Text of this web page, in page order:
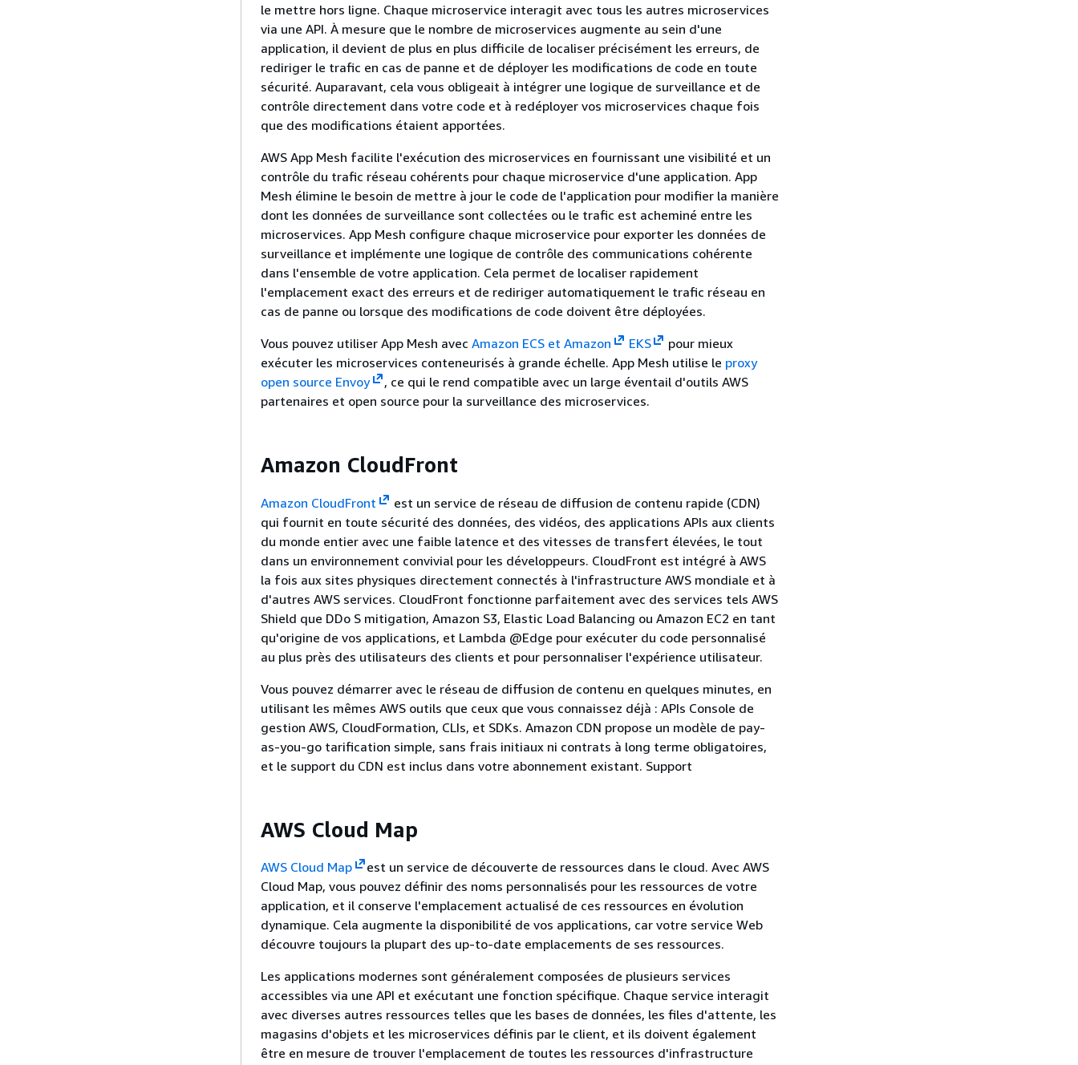
le mettre hors ligne. Chaque microservice interagit avec tous les autres microservices
via une API. À mesure que le nombre de microservices augmente au sein d'une
application, il devient de plus en plus difficile de localiser précisément les erreurs, de
rediriger le trafic en cas de panne et de déployer les modifications de code en toute
sécurité. Auparavant, cela vous obligeait à intégrer une logique de surveillance et de
contrôle directement dans votre code et à redéployer vos microservices chaque fois
que des modifications étaient apportées.
AWS App Mesh facilite l'exécution des microservices en fournissant une visibilité et un
contrôle du trafic réseau cohérents pour chaque microservice d'une application. App
Mesh élimine le besoin de mettre à jour le code de l'application pour modifier la manière
dont les données de surveillance sont collectées ou le trafic est acheminé entre les
microservices. App Mesh configure chaque microservice pour exporter les données de
surveillance et implémente une logique de contrôle des communications cohérente
dans l'ensemble de votre application. Cela permet de localiser rapidement
l'emplacement exact des erreurs et de rediriger automatiquement le trafic réseau en
cas de panne ou lorsque des modifications de code doivent être déployées.
Vous pouvez utiliser App Mesh avec Amazon ECS et Amazon EKS
pour mieux
exécuter les microservices conteneurisés à grande échelle. App Mesh utilise le proxy
open source Envoy
, ce qui le rend compatible avec un large éventail d'outils AWS
partenaires et open source pour la surveillance des microservices.
Amazon CloudFront
Amazon CloudFront
est un service de réseau de diffusion de contenu rapide (CDN)
qui fournit en toute sécurité des données, des vidéos, des applications APIs aux clients
du monde entier avec une faible latence et des vitesses de transfert élevées, le tout
dans un environnement convivial pour les développeurs. CloudFront est intégré à AWS
la fois aux sites physiques directement connectés à l'infrastructure AWS mondiale et à
d'autres AWS services. CloudFront fonctionne parfaitement avec des services tels AWS
Shield que DDo S mitigation, Amazon S3, Elastic Load Balancing ou Amazon EC2 en tant
qu'origine de vos applications, et Lambda @Edge pour exécuter du code personnalisé
au plus près des utilisateurs des clients et pour personnaliser l'expérience utilisateur.
Vous pouvez démarrer avec le réseau de diffusion de contenu en quelques minutes, en
utilisant les mêmes AWS outils que ceux que vous connaissez déjà : APIs Console de
gestion AWS, CloudFormation, CLIs, et SDKs. Amazon CDN propose un modèle de pay-
as-you-go tarification simple, sans frais initiaux ni contrats à long terme obligatoires,
et le support du CDN est inclus dans votre abonnement existant. Support
AWS Cloud Map
AWS Cloud Map
est un service de découverte de ressources dans le cloud. Avec AWS
Cloud Map, vous pouvez définir des noms personnalisés pour les ressources de votre
application, et il conserve l'emplacement actualisé de ces ressources en évolution
dynamique. Cela augmente la disponibilité de vos applications, car votre service Web
découvre toujours la plupart des up-to-date emplacements de ses ressources.
Les applications modernes sont généralement composées de plusieurs services
accessibles via une API et exécutant une fonction spécifique. Chaque service interagit
avec diverses autres ressources telles que les bases de données, les files d'attente, les
magasins d'objets et les microservices définis par le client, et ils doivent également
être en mesure de trouver l'emplacement de toutes les ressources d'infrastructure